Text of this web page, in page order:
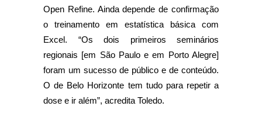
Open Refine. Ainda depende de confirmação
o treinamento em estatística básica com
Excel. “Os dois primeiros seminários
regionais [em São Paulo e em Porto Alegre]
foram um sucesso de público e de conteúdo.
O de Belo Horizonte tem tudo para repetir a
dose e ir além”, acredita Toledo.